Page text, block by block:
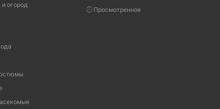
огород
Просмотренное